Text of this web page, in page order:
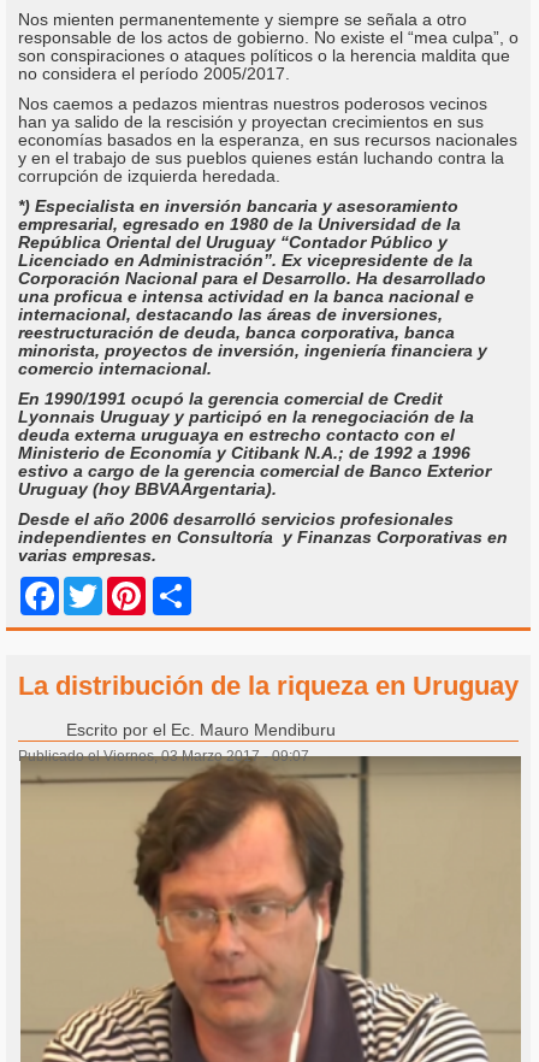
Nos mienten permanentemente y siempre se señala a otro
responsable de los actos de gobierno. No existe el “mea culpa”, o
son conspiraciones o ataques políticos o la herencia maldita que
no considera el período 2005/2017.
Nos caemos a pedazos mientras nuestros poderosos vecinos
han ya salido de la rescisión y proyectan crecimientos en sus
economías basados en la esperanza, en sus recursos nacionales
y en el trabajo de sus pueblos quienes están luchando contra la
corrupción de izquierda heredada.
*) Especialista en inversión bancaria y asesoramiento
empresarial, egresado en 1980 de la Universidad de la
República Oriental del Uruguay “Contador Público y
Licenciado en Administración”. Ex vicepresidente de la
Corporación Nacional para el Desarrollo. Ha desarrollado
una proficua e intensa actividad en la banca nacional e
internacional, destacando las áreas de inversiones,
reestructuración de deuda, banca corporativa, banca
minorista, proyectos de inversión, ingeniería financiera y
comercio internacional.
En 1990/1991 ocupó la gerencia comercial de Credit
Lyonnais Uruguay y participó en la renegociación de la
deuda externa uruguaya en estrecho contacto con el
Ministerio de Economía y Citibank N.A.; de 1992 a 1996
estivo a cargo de la gerencia comercial de Banco Exterior
Uruguay (hoy BBVAArgentaria).
Desde el año 2006 desarrolló servicios profesionales
independientes en Consultoría y Finanzas Corporativas en
varias empresas.
Facebook
Twitter Pinterest
La distribución de la riqueza en Uruguay
Escrito por el Ec. Mauro Mendiburu
Publicado el Viernes, 03 Marzo 2017 - 09:07